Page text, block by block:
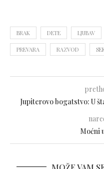
BRAK DETE LJUBAV
PREVARA RAZVOD
Jupiterovo bogatstvo: U
Moćni